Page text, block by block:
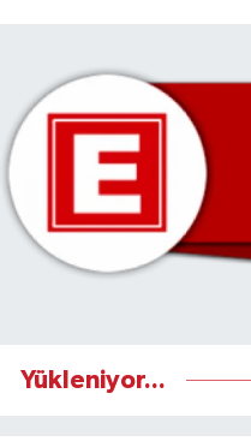
Yükleniyor...